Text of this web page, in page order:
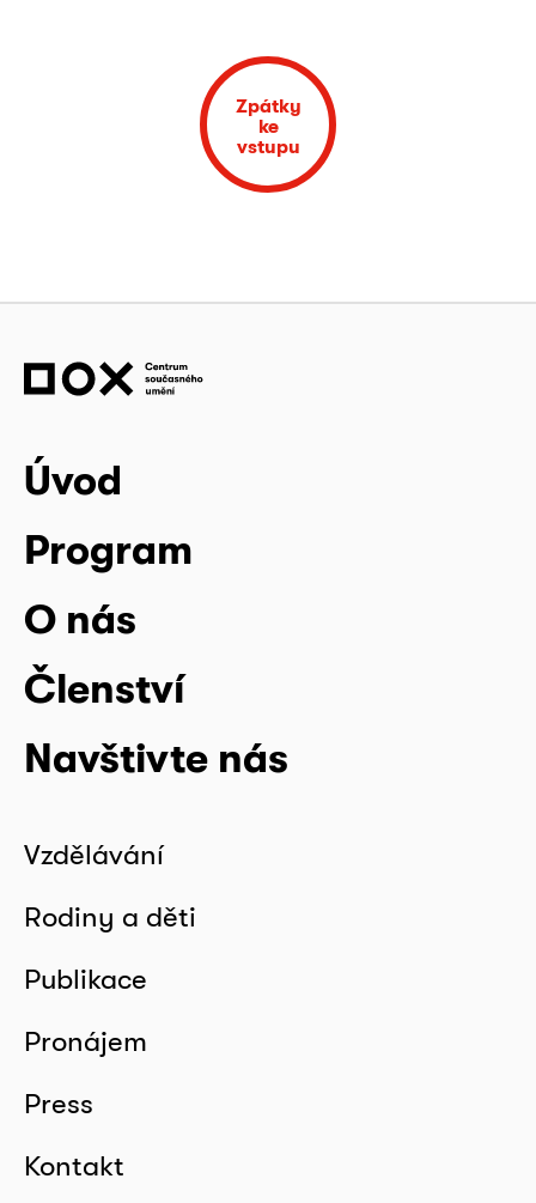
Zpátky
ke
vstupu
Úvod
Program
O nás
Členství
Navštivte nás
Vzdělávání
Rodiny a děti
Publikace
Pronájem
Press
Kontakt